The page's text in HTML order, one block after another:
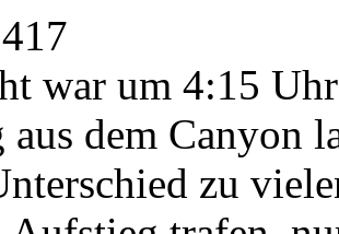
war um 4:15
dem Canyon
zu